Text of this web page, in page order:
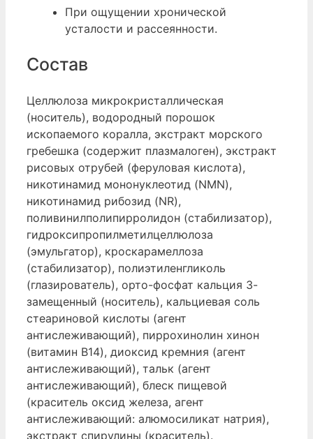
При ощущении хронической
усталости и рассеянности.
Состав
Целлюлоза микрокристаллическая
(носитель), водородный порошок
ископаемого коралла, экстракт морского
гребешка (содержит плазмалоген), экстракт
рисовых отрубей (феруловая кислота),
никотинамид мононуклеотид (NMN),
никотинамид рибозид (NR),
поливинилполипирролидон (стабилизатор),
гидроксипропилметилцеллюлоза
(эмульгатор), кроскарамеллоза
(стабилизатор), полиэтиленгликоль
(глазирователь), орто-фосфат кальция 3-
замещенный (носитель), кальциевая соль
стеариновой кислоты (агент
антислеживающий), пиррохинолин хинон
(витамин B14), диоксид кремния (агент
антислеживающий), тальк (агент
антислеживающий), блеск пищевой
(краситель оксид железа, агент
антислеживающий: алюмосиликат натрия),
экстракт спирулины (краситель).